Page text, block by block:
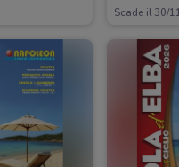
Scade il 30/